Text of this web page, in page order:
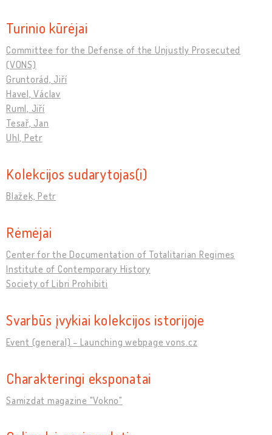
Turinio kūrėjai
Committee for the Defense of the Unjustly Prosecuted
(VONS)
Gruntorád, Jiří
Havel, Václav
Ruml, Jiří
Tesař, Jan
Uhl, Petr
Kolekcijos sudarytojas(i)
Blažek, Petr
Rėmėjai
Center for the Documentation of Totalitarian Regimes
Institute of Contemporary History
Society of Libri Prohibiti
Svarbūs įvykiai kolekcijos istorijoje
Event (general) - Launching webpage vons.cz
Charakteringi eksponatai
Samizdat magazine "Vokno"